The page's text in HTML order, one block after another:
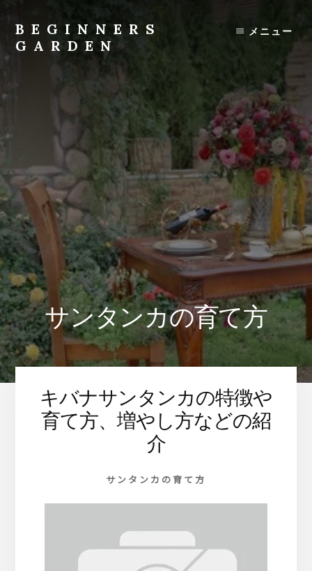
content
BEGINNERS
GARDEN
て
方
の
紹
介
を
行
い
ま
す
メニュー
サンタンカの育て方
キバナサンタンカの特徴や
育て方、増やし方などの紹
介
サンタンカの育て方